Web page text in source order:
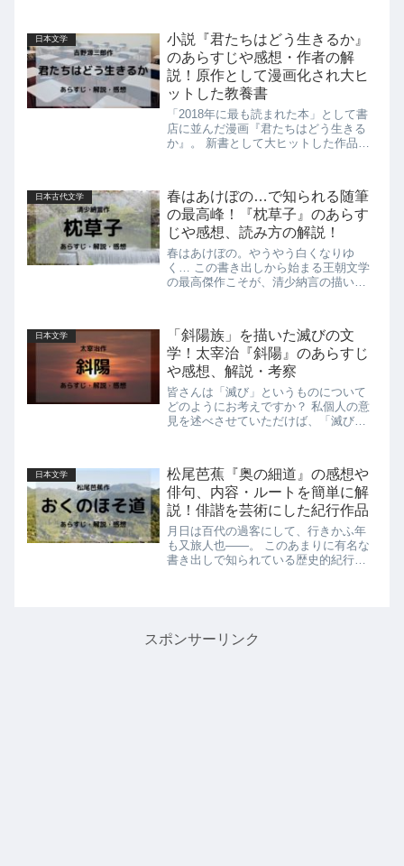
とがないという方も多いのではないで
しょうか。 そこで、この記事では比...
日本文学
小説『君たちはどう生きるか』
のあらすじや感想・作者の解
説！原作として漫画化され大ヒ
ットした教養書
「2018年に最も読まれた本」として書
店に並んだ漫画『君たちはどう生きる
か』。 新書として大ヒットした作品で
版された同名の小説『...
日本古代文学
春はあけぼの…で知られる随筆
の最高峰！『枕草子』のあらす
じや感想、読み方の解説！
春はあけぼの。やうやう白くなりゆ
く… この書き出しから始まる王朝文学
の最高傑作こそが、清少納言の描いた
する作品として語り継がれてきた本作
は、現代に至るまで高い評価を獲得...
日本文学
「斜陽族」を描いた滅びの文
学！太宰治『斜陽』のあらすじ
や感想、解説・考察
皆さんは「滅び」というものについて
どのようにお考えですか？ 私個人の意
見を述べさせていただけば、「滅び」
であると考えています。 このサイトで
以前紹介した「平家物語」で描かれ...
日本文学
松尾芭蕉『奥の細道』の感想や
俳句、内容・ルートを簡単に解
説！俳諧を芸術にした紀行作品
月日は百代の過客にして、行きかふ年
も又旅人也——。 このあまりに有名な
書き出しで知られている歴史的紀行作
スポンサーリンク